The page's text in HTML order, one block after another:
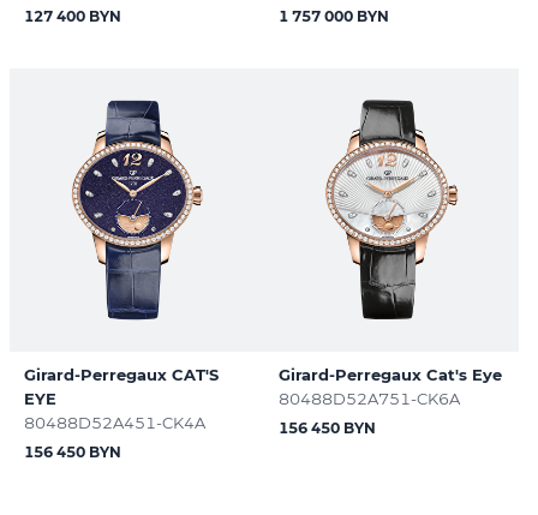
127 400 BYN 1 757 000 BYN
Girard-Perregaux CAT'S
EYE
80488D52A451-CK4A
156 450 BYN
Girard-Perregaux Cat's Eye
80488D52A751-CK6A
156 450 BYN